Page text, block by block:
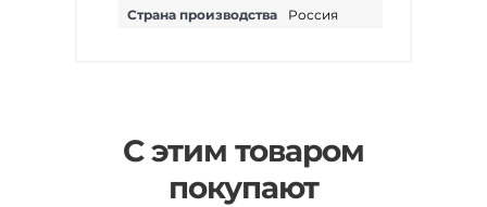
Страна производства Россия
С этим товаром
покупают